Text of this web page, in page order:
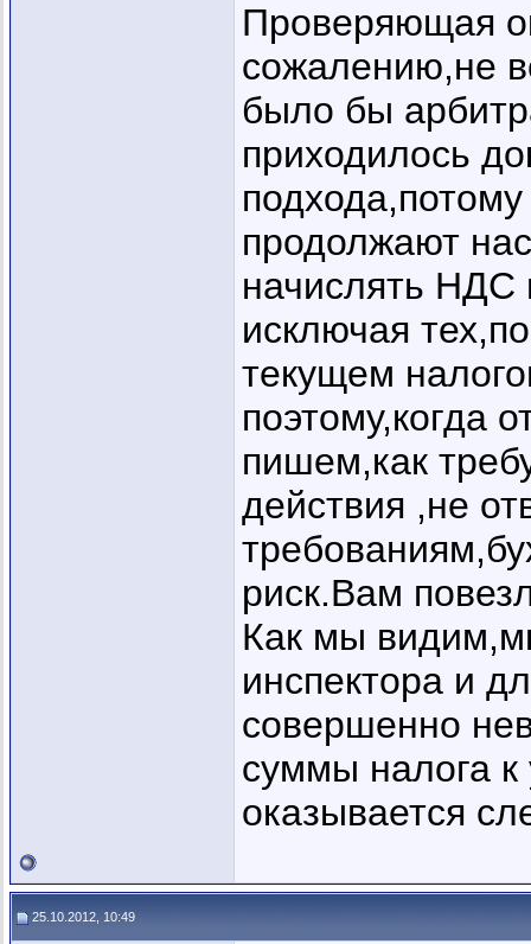
Проверяющая
сожалению,не
было бы
приходилось
продолжают
начислять НДС
исключая
текущем
поэтому,когда
пишем,как
действия ,не
риск.Вам
Как мы
инспектора и
совершенно
суммы налога к
оказывается
25.10.2012, 10:49